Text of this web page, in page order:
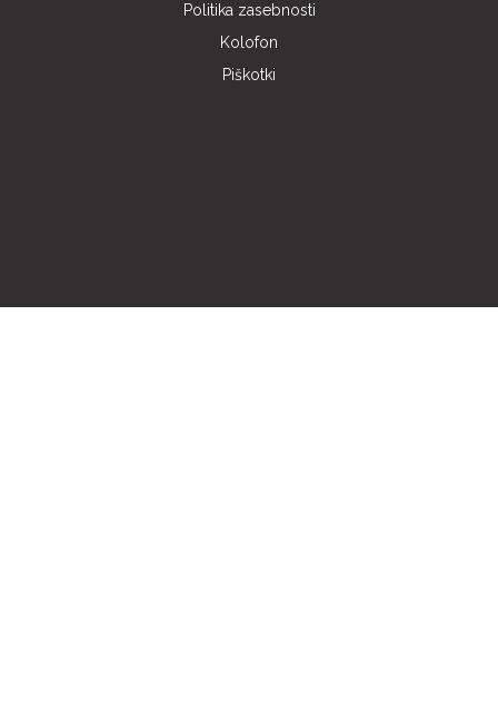
Politika zasebnosti
Kolofon
Piškotki